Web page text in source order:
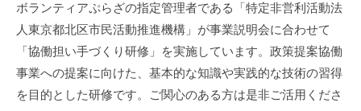
ボランティアぷらざの指定管理者である「特定非営利活動法
人東京都北区市民活動推進機構」が事業説明会に合わせて
「協働担い手づくり研修」を実施しています。政策提案協働
事業への提案に向けた、基本的な知識や実践的な技術の習得
を目的とした研修です。ご関心のある方は是非ご活用くださ